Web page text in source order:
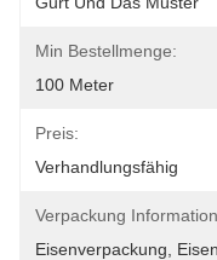
Min Bestellmenge:
100 Meter
Preis:
Verhandlungsfähig
Verpackung
Eisenverpackung,